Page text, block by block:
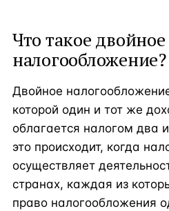
Что такое двойное
налогообложение?
Двойное
которой один и тот же
облагается налогом два
это происходит, когда
осуществляет
странах, каждая из
право налогообложения